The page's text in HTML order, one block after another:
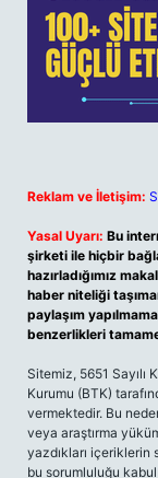
Reklam ve İletişim:
Yasal Uyarı: Bu
şirketi ile hiçbir
hazırladığımız
haber niteliği
paylaşım
benzerlikleri
Sitemiz, 5651 Sayılı
Kurumu (BTK)
vermektedir. Bu
veya araştırma
yazdıkları içeriklerin
bu sorumluluğu kabul